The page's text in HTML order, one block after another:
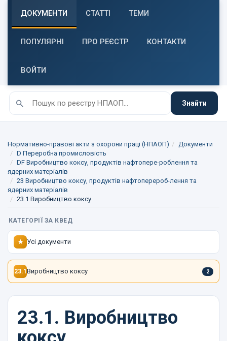
ДОКУМЕНТИ СТАТТІ ТЕМИ
ПОПУЛЯРНІ ПРО РЕЄСТР КОНТАКТИ
ВОЙТИ
Знайти
Нормативно-правові акти з охорони праці (НПАОП)
Документи
D Переробна промисловість
DF Виробництво коксу, продуктів нафтопере-роблення та
ядерних матеріалів
23 Виробництво коксу, продуктів нафтоперероб-лення та
ядерних матеріалів
23.1 Виробництво коксу
КАТЕГОРІЇ ЗА КВЕД
★ Усі документи
23.1Виробництво коксу 2
23.1. Виробництво